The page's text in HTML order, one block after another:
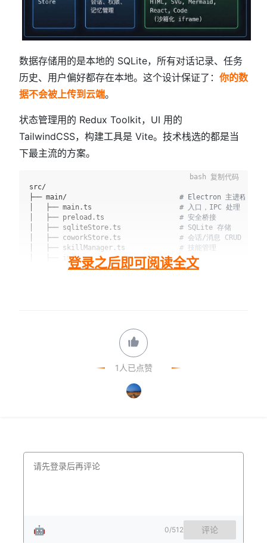
数据存储用的是本地的 SQLite，所有对话记录、任务
历史、用户偏好都存在本地。这个设计保证了： 你的数
据不会被上传到云端。
状态管理用的 Redux Toolkit，UI 用的
TailwindCSS，构建工具是 Vite。技术栈选的都是当
下最主流的方案。
src/
├── main/ # Electron 主进程
│   ├── main.ts # 入口，IPC 处理
│   ├── preload.ts # 安全桥接
│   ├── sqliteStore.ts # SQLite 存储
│   ├── coworkStore.ts # 会话/消息 CRUD
│   ├── skillManager.ts # 技能管理
│   ├── im/                ...
复制代码
登录之后即可阅读全文
1人已点赞
🤖 0/512 评论